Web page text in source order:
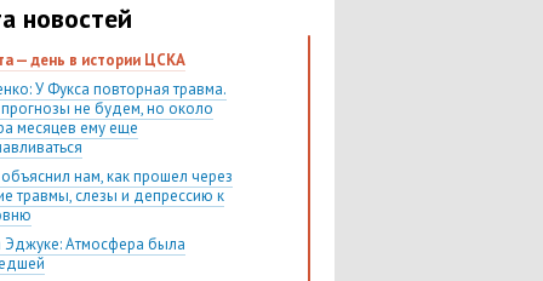
новостей
— день в истории ЦСКА
У Фукса повторная травма.
не будем, но около
месяцев ему еще
нам, как прошел через
травмы, слезы и депрессию к
Атмосфера была